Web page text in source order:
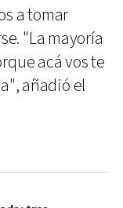
a tomar
"La mayoría
acá vos te
añadió el